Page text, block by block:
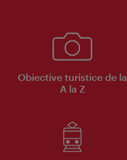
Obiective turistice de la
A la Z